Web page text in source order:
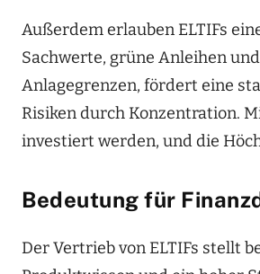
Außerdem erlauben ELTIFs
Sachwerte, grüne Anleihen
Anlagegrenzen, fördert eine
Risiken durch Konzentration.
investiert werden, und die
Bedeutung für
Der Vertrieb von ELTIFs stellt